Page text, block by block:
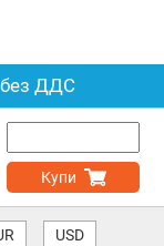
ДДС
Купи
USD